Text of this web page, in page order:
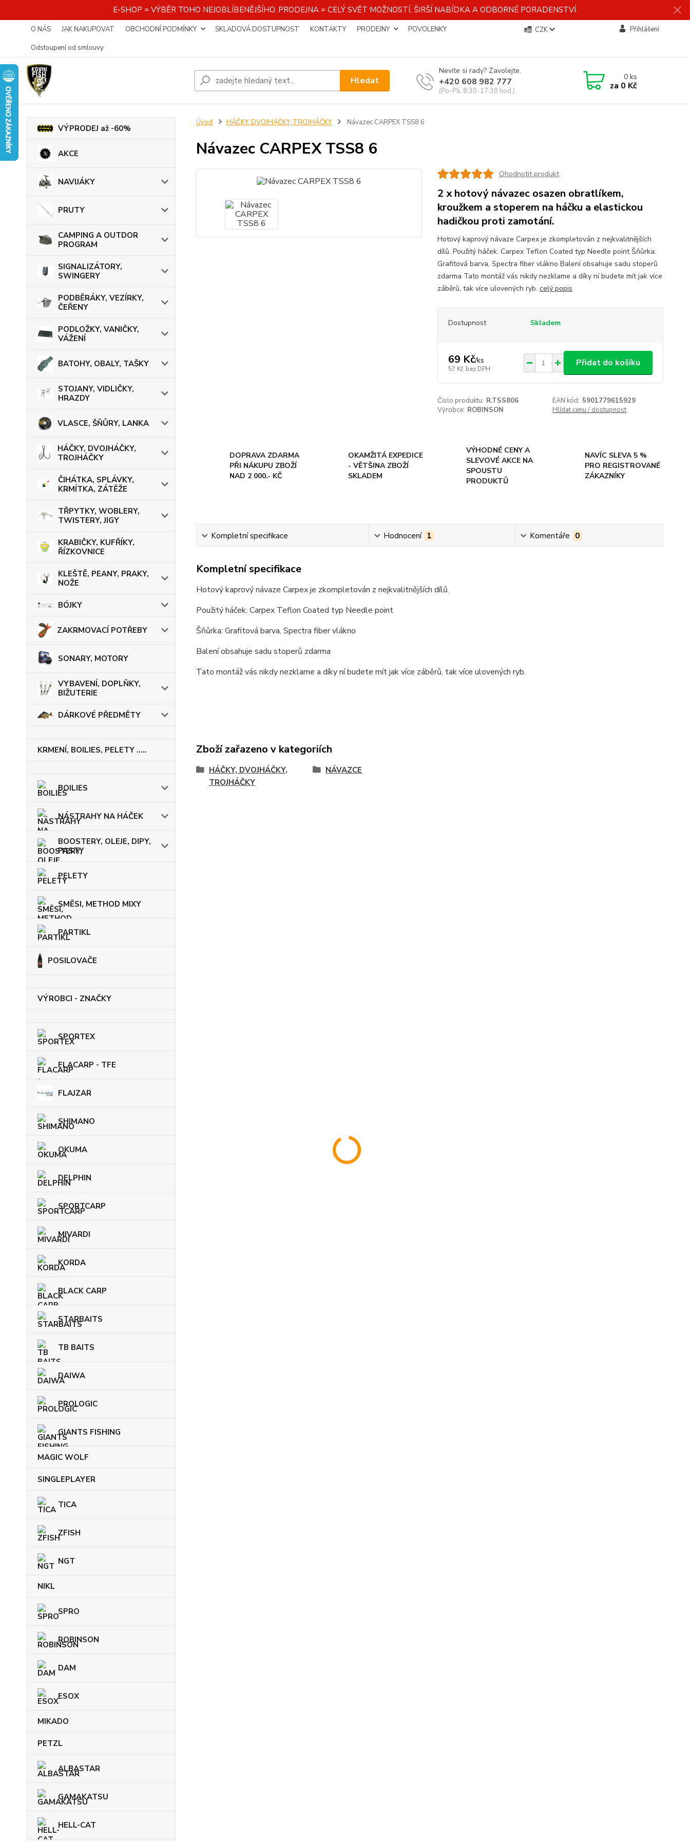
E-SHOP = VÝBĚR TOHO NEJOBLÍBENĚJŠÍHO. PRODEJNA = CELÝ SVĚT MOŽNOSTÍ, ŠIRŠÍ NABÍDKA A ODBORNÉ PORADENSTVÍ.
O NÁS JAK NAKUPOVAT OBCHODNÍ PODMÍNKY SKLADOVÁ DOSTUPNOST KONTAKTY PRODEJNY
POVOLENKY
Odstoupení od smlouvy
CZK Přihlášení
Hledat
Nevíte si rady? Zavolejte.
+420 608 982 777
(Po-Pá, 8:30-17:30 hod.)
0ks
za 0 Kč
VÝPRODEJ až -60%
AKCE
NAVIJÁKY
PRUTY
CAMPING A OUTDOR
PROGRAM
SIGNALIZÁTORY,
SWINGERY
PODBĚRÁKY, VEZÍRKY,
ČEŘENY
PODLOŽKY, VANIČKY,
VÁŽENÍ
BATOHY, OBALY, TAŠKY
STOJANY, VIDLIČKY,
HRAZDY
VLASCE, ŠŇŮRY, LANKA
HÁČKY, DVOJHÁČKY,
TROJHÁČKY
ČIHÁTKA, SPLÁVKY,
KRMÍTKA, ZÁTĚŽE
TŘPYTKY, WOBLERY,
TWISTERY, JIGY
KRABIČKY, KUFŘÍKY,
ŘÍZKOVNICE
KLEŠTĚ, PEANY, PRAKY,
NOŽE
BÓJKY
ZAKRMOVACÍ POTŘEBY
SONARY, MOTORY
VYBAVENÍ, DOPLŇKY,
BIŽUTERIE
DÁRKOVÉ PŘEDMĚTY
KRMENÍ, BOILIES, PELETY .....
BOILIES
NÁSTRAHY NA HÁČEK
BOOSTERY, OLEJE, DIPY,
PASTY
PELETY
SMĚSI, METHOD MIXY
PARTIKL
POSILOVAČE
VÝROBCI - ZNAČKY
SPORTEX
FLACARP - TFE
FLAJZAR
SHIMANO
OKUMA
DELPHIN
SPORTCARP
MIVARDI
KORDA
BLACK CARP
STARBAITS
TB BAITS
DAIWA
PROLOGIC
GIANTS FISHING
MAGIC WOLF
SINGLEPLAYER
TICA
ZFISH
NGT
NIKL
SPRO
ROBINSON
DAM
ESOX
MIKADO
PETZL
ALBASTAR
GAMAKATSU
HELL-CAT
Úvod HÁČKY, DVOJHÁČKY, TROJHÁČKY Návazec CARPEX TSS8 6
Návazec CARPEX TSS8 6
Ohodnotit produkt
2 x hotový návazec osazen obratlíkem,
kroužkem a stoperem na háčku a elastickou
hadičkou proti zamotání.
Hotový kaprový návaze Carpex je zkompletován z nejkvalitnějších
dílů. Použitý háček: Carpex Teflon Coated typ Needle point Šňůrka:
Grafitová barva, Spectra fiber vlákno Balení obsahuje sadu stoperů
zdarma Tato montáž vás nikdy nezklame a díky ní budete mít jak více
záběrů, tak více ulovených ryb. celý popis
Dostupnost Skladem
69 Kč/ks
57 Kč bez DPH
Přidat do košíku
Číslo produktu: R.TSS806 EAN kód: 5901779615929
Výrobce: ROBINSON Hlídat cenu / dostupnost
DOPRAVA ZDARMA
PŘI NÁKUPU ZBOŽÍ
NAD 2 000.- KČ
OKAMŽITÁ EXPEDICE
- VĚTŠINA ZBOŽÍ
SKLADEM
VÝHODNÉ CENY A
SLEVOVÉ AKCE NA
SPOUSTU
PRODUKTŮ
NAVÍC SLEVA 5 %
PRO REGISTROVANÉ
ZÁKAZNÍKY
Kompletní specifikace Hodnocení 1 Komentáře 0
Kompletní specifikace
Hotový kaprový návaze Carpex je zkompletován z nejkvalitnějších dílů.
Použitý háček: Carpex Teflon Coated typ Needle point
Šňůrka: Grafitová barva, Spectra fiber vlákno
Balení obsahuje sadu stoperů zdarma
Tato montáž vás nikdy nezklame a díky ní budete mít jak více záběrů, tak více ulovených ryb.
Zboží zařazeno v kategoriích
HÁČKY, DVOJHÁČKY,
TROJHÁČKY
NÁVAZCE